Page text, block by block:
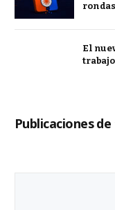
El
Publicaciones